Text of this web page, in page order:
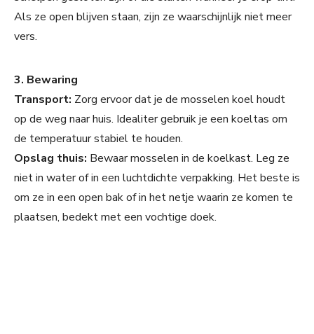
Als ze open blijven staan, zijn ze waarschijnlijk niet meer
vers.
3. Bewaring
Transport: Zorg ervoor dat je de mosselen koel houdt
op de weg naar huis. Idealiter gebruik je een koeltas om
de temperatuur stabiel te houden.
Opslag thuis: Bewaar mosselen in de koelkast. Leg ze
niet in water of in een luchtdichte verpakking. Het beste is
om ze in een open bak of in het netje waarin ze komen te
plaatsen, bedekt met een vochtige doek.